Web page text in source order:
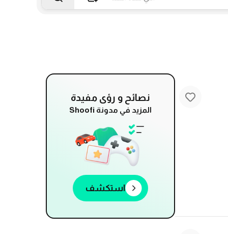
نصائح و رؤى مفيدة
المزيد في مدونة Shoofi
استكشف